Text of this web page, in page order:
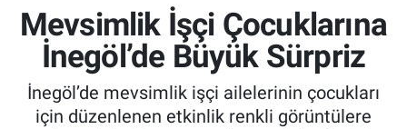
Mevsimlik İşçi Çocuklarına
İnegöl’de Büyük Sürpriz
İnegöl’de mevsimlik işçi ailelerinin çocukları
için düzenlenen etkinlik renkli görüntülere
Ekonomi
Güncel
Son Dakika Haberleri
Haber Arşivi